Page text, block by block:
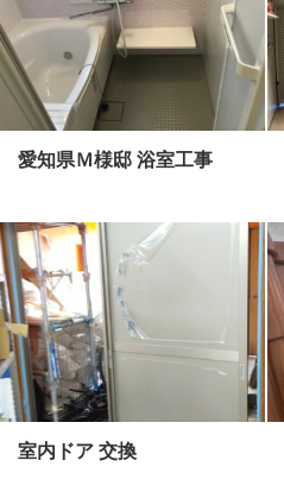
愛知県Ｍ様邸 浴室工事
室内ドア 交換